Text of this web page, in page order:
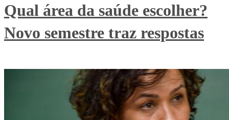
Qual área da saúde escolher?
Novo semestre traz respostas